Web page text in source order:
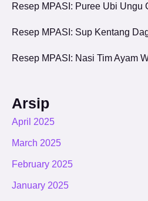
Resep MPASI: Puree Ubi Ungu
Resep MPASI: Sup Kentang
Resep MPASI: Nasi Tim Ayam
Arsip
April 2025
March 2025
February 2025
January 2025